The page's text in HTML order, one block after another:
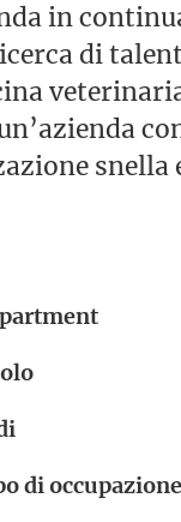
in
di
snella
di occupazione